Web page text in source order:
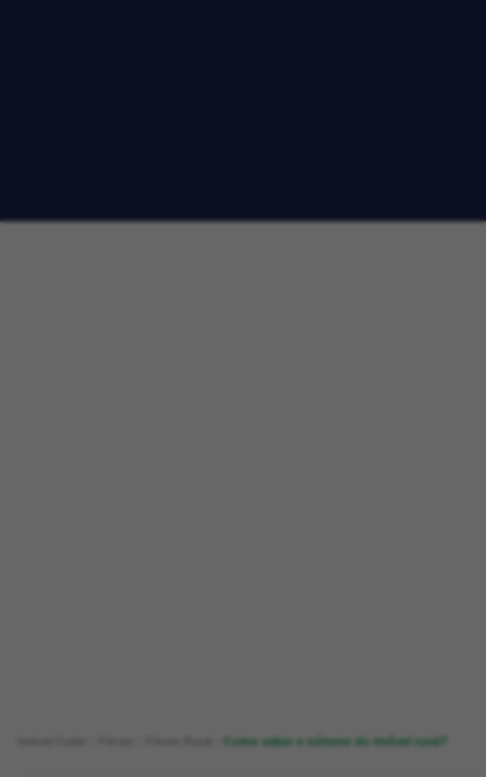
Como saber o número do imóvel rural?